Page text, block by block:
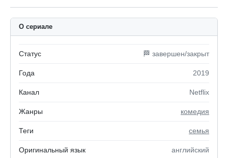
О сериале
Статус 🏁 завершен/закрыт
Года 2019
Канал Netflix
Жанры комедия
Теги семья
Оригинальный язык английский